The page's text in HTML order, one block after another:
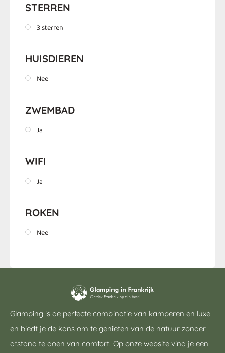
STERREN
3 sterren
HUISDIEREN
Nee
ZWEMBAD
Ja
WIFI
Ja
ROKEN
Nee
Glamping is de perfecte combinatie van kamperen en luxe
en biedt je de kans om te genieten van de natuur zonder
afstand te doen van comfort. Op onze website vind je een